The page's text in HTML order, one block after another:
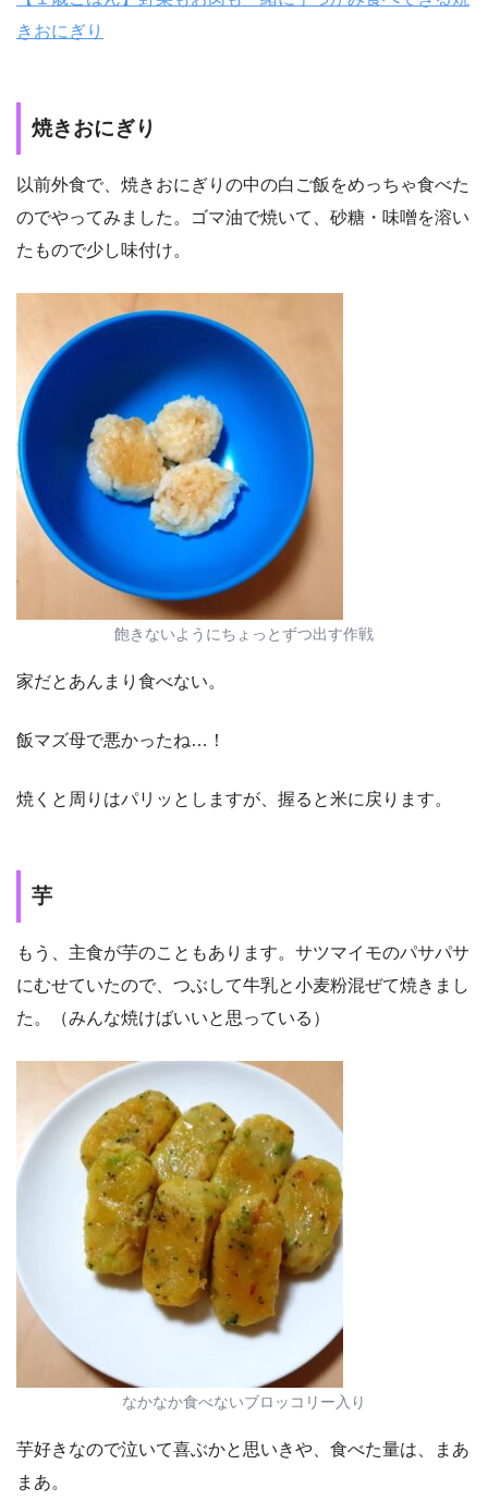
きおにぎり
焼きおにぎり
以前外食で、焼きおにぎりの中の白ご飯をめっちゃ食べた
のでやってみました。ゴマ油で焼いて、砂糖・味噌を溶い
たもので少し味付け。
飽きないようにちょっとずつ出す作戦
家だとあんまり食べない。
飯マズ母で悪かったね…！
焼くと周りはパリッとしますが、握ると米に戻ります。
芋
もう、主食が芋のこともあります。サツマイモのパサパサ
にむせていたので、つぶして牛乳と小麦粉混ぜて焼きまし
た。（みんな焼けばいいと思っている）
なかなか食べないブロッコリー入り
芋好きなので泣いて喜ぶかと思いきや、食べた量は、まあ
まあ。